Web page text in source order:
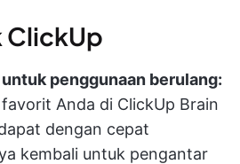
ClickUp
penggunaan berulang:
Anda di ClickUp Brain
dengan cepat
kembali untuk pengantar